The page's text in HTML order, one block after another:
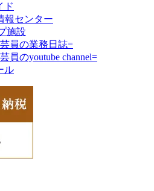
ド
報センター
施設
員の業務日誌=
のyoutube channel=
ル